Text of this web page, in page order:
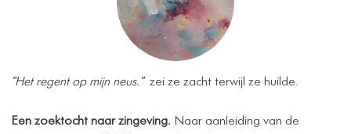
"Het regent op mijn neus." zei ze zacht terwijl ze huilde.
​Een zoektocht naar zingeving. Naar aanleiding van de